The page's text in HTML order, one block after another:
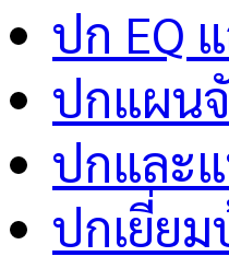
ปก EQ
ปกแผน
ปกและ
ปกเยี่ย